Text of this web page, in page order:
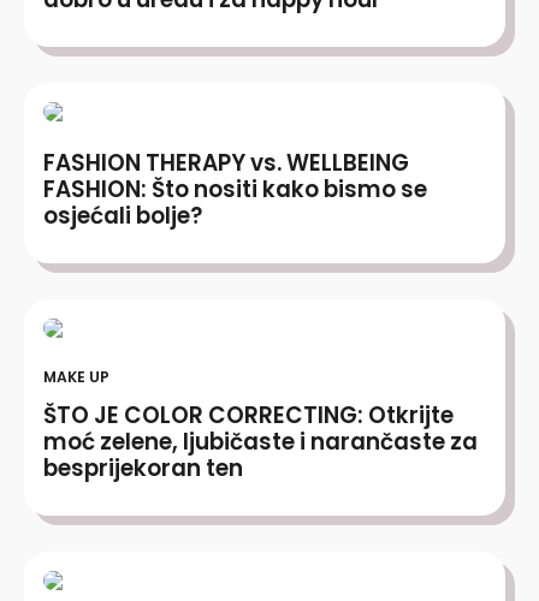
FASHION THERAPY vs. WELLBEING
FASHION: Što nositi kako bismo se
osjećali bolje?
MAKE UP
ŠTO JE COLOR CORRECTING: Otkrijte
moć zelene, ljubičaste i narančaste za
besprijekoran ten